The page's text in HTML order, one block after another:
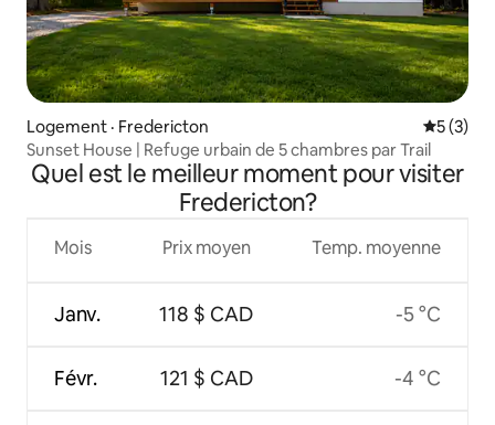
Logement · Fredericton Note
5 (3)
Sunset House | Refuge urbain de 5 chambres par Trail
Quel est le meilleur moment pour visiter
Fredericton?
Mois
Janv.
Févr.
Prix moyen
118 $ CAD
121 $ CAD
Temp. moyenne
-5 °C
-4 °C